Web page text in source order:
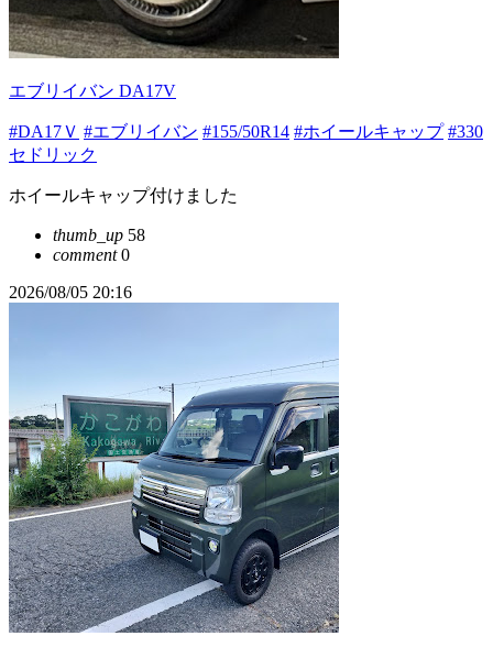
エブリイバン DA17V
#DA17Ｖ #エブリイバン #155/50R14 #ホイールキャップ #330
セドリック
ホイールキャップ付けました
thumb_up 58
comment0
2026/08/05 20:16